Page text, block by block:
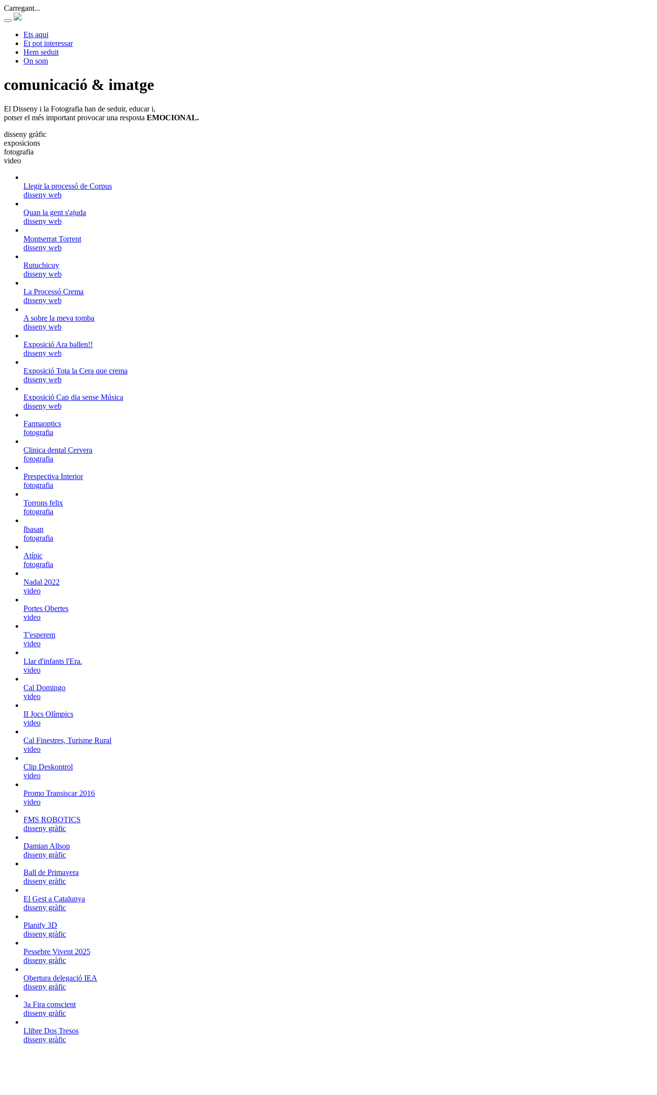
Carregant...
Ets aqui
Et pot interessar
Hem seduit
On som
comunicació & imatge
El Disseny i la Fotografia han de seduir, educar i,
potser el més important provocar una resposta EMOCIONAL.
disseny gràfic
exposicions
fotografia
video
Llegir la processó de Corpus
disseny web
Quan la gent s'ajuda
disseny web
Montserrat Torrent
disseny web
Rutuchicuy
disseny web
La Processó Crema
disseny web
A sobre la meva tomba
disseny web
Exposició Ara ballen!!
disseny web
Exposició Tota la Cera que crema
disseny web
Exposició Cap dia sense Música
disseny web
Farmaoptics
fotografia
Clinica dental Cervera
fotografia
Prespectiva Interior
fotografia
Torrons felix
fotografia
Ibasan
fotografia
Atípic
fotografia
Nadal 2022
video
Portes Obertes
video
T'esperem
video
Llar d'infants l'Era.
video
Cal Domingo
video
II Jocs Olímpics
video
Cal Finestres, Turisme Rural
video
Clip Deskontrol
video
Promo Transiscar 2016
video
FMS ROBOTICS
disseny gràfic
Damian Allsop
disseny gràfic
Ball de Primavera
disseny gràfic
El Gest a Catalunya
disseny gràfic
Planify 3D
disseny gràfic
Pessebre Vivent 2025
disseny gràfic
Obertura delegació IEA
disseny gràfic
3a Fira conscient
disseny gràfic
Llibre Dos Tresos
disseny gràfic